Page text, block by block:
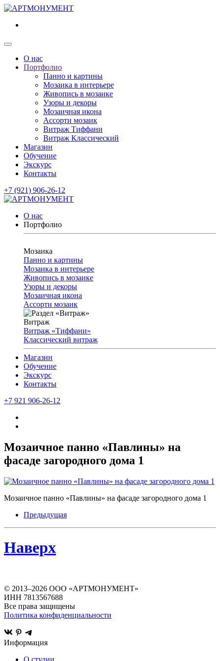
О нас
Портфолио
Панно и картины
Мозаика в интерьере
Живопись в мозаике
Узоры и декоры
Мозаичная икона
Ассорти мозаик
Витраж Тиффани
Витраж Классический
Магазин
Обучение
Экскурс
Контакты
+7 (921) 906-26-12
О нас
Портфолио
Мозаика
Панно и картины
Мозаика в интерьере
Живопись в мозаике
Узоры и декоры
Мозаичная икона
Ассорти мозаик
Витраж
Витраж «Тиффани»
Классический витраж
Магазин
Обучение
Экскурс
Контакты
+7 921 906-26-12
Мозаичное панно «Павлины» на
фасаде загородного дома 1
Мозаичное панно «Павлины» на фасаде загородного дома 1
Предыдущая
Наверх
© 2013–2026 ООО «АРТМОНУМЕНТ»
ИНН 7813567688
Все права защищены
Политика конфиденциальности
Информация
О студии